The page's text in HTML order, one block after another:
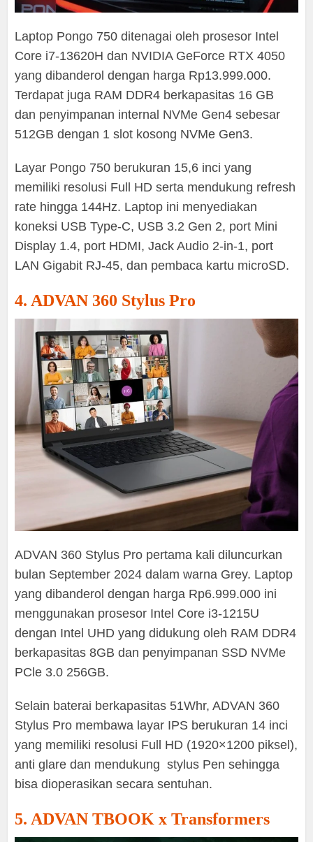
Laptop Pongo 750 ditenagai oleh prosesor Intel
Core i7-13620H dan NVIDIA GeForce RTX 4050
yang dibanderol dengan harga Rp13.999.000.
Terdapat juga RAM DDR4 berkapasitas 16 GB
dan penyimpanan internal NVMe Gen4 sebesar
512GB dengan 1 slot kosong NVMe Gen3.
Layar Pongo 750 berukuran 15,6 inci yang
memiliki resolusi Full HD serta mendukung refresh
rate hingga 144Hz. Laptop ini menyediakan
koneksi USB Type-C, USB 3.2 Gen 2, port Mini
Display 1.4, port HDMI, Jack Audio 2-in-1, port
LAN Gigabit RJ-45, dan pembaca kartu microSD.
4. ADVAN 360 Stylus Pro
ADVAN 360 Stylus Pro pertama kali diluncurkan
bulan September 2024 dalam warna Grey. Laptop
yang dibanderol dengan harga Rp6.999.000 ini
menggunakan prosesor Intel Core i3-1215U
dengan Intel UHD yang didukung oleh RAM DDR4
berkapasitas 8GB dan penyimpanan SSD NVMe
PCle 3.0 256GB.
Selain baterai berkapasitas 51Whr, ADVAN 360
Stylus Pro membawa layar IPS berukuran 14 inci
yang memiliki resolusi Full HD (1920×1200 piksel),
anti glare dan mendukung stylus Pen sehingga
bisa dioperasikan secara sentuhan.
5. ADVAN TBOOK x Transformers